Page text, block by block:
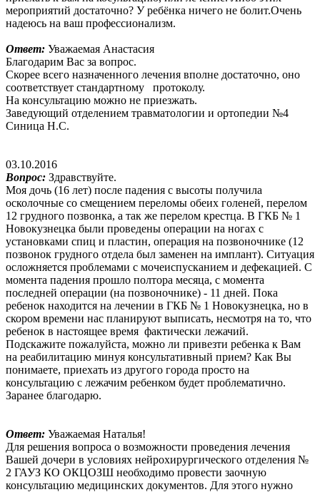
мероприятий достаточно? У ребёнка ничего не болит.Очень
надеюсь на ваш профессионализм.
Ответ: Уважаемая Анастасия
Благодарим Вас за вопрос.
Скорее всего назначенного лечения вполне достаточно, оно
соответствует стандартному протоколу.
На консультацию можно не приезжать.
Заведующий отделением травматологии и ортопедии №4
Синица Н.С.
03.10.2016
Вопрос: Здравствуйте.
Моя дочь (16 лет) после падения с высоты получила
осколочные со смещением переломы обеих голеней, перелом
12 грудного позвонка, а так же перелом крестца. В ГКБ № 1
Новокузнецка были проведены операции на ногах с
установками спиц и пластин, операция на позвоночнике (12
позвонок грудного отдела был заменен на имплант). Ситуация
осложняется проблемами с мочеиспусканием и дефекацией. С
момента падения прошло полтора месяца, с момента
последней операции (на позвоночнике) - 11 дней. Пока
ребенок находится на лечении в ГКБ № 1 Новокузнецка, но в
скором времени нас планируют выписать, несмотря на то, что
ребенок в настоящее время фактически лежачий.
Подскажите пожалуйста, можно ли привезти ребенка к Вам
на реабилитацию минуя консультативный прием? Как Вы
понимаете, приехать из другого города просто на
консультацию с лежачим ребенком будет проблематично.
Заранее благодарю.
Ответ: Уважаемая Наталья!
Для решения вопроса о возможности проведения лечения
Вашей дочери в условиях нейрохирургического отделения №
2 ГАУЗ КО ОКЦОЗШ необходимо провести заочную
консультацию медицинских документов. Для этого нужно